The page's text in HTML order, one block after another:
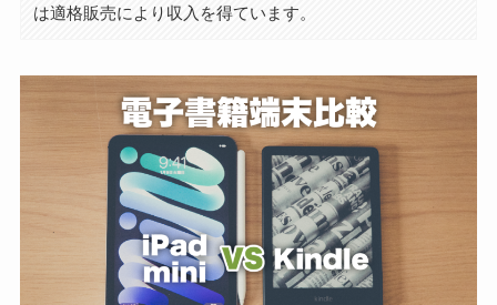
は適格販売により収入を得ています。